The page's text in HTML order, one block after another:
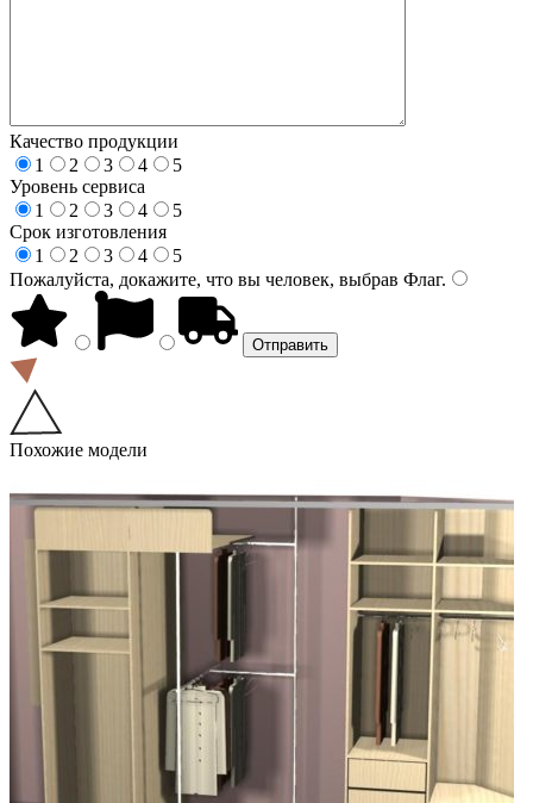
Качество продукции
1
2 3 4
5
Уровень сервиса
1
2 3 4
5
Срок изготовления
1
2 3 4
5
Пожалуйста, докажите, что вы человек, выбрав Флаг.
Похожие модели